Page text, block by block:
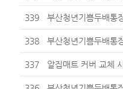
339 부산청년기쁨두배통
338 부산청년기쁨두배통
337 알집매트 커버 교체